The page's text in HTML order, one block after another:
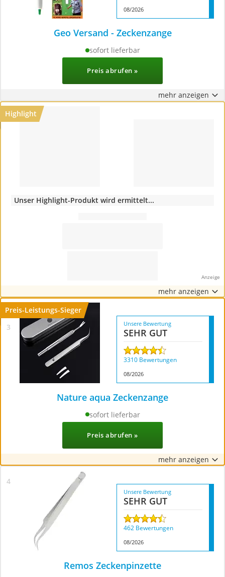
08/2026
Geo Versand - Zeckenzange
sofort lieferbar
Preis abrufen »
mehr anzeigen
Highlight
Unser Highlight-Produkt wird ermittelt...
mehr anzeigen
Preis-Leistungs-Sieger
Unsere Bewertung
SEHR GUT
3310 Bewertungen
08/2026
Nature aqua Zeckenzange
sofort lieferbar
700+ Käufe im letzten Monat
Preis abrufen »
mehr anzeigen
Unsere Bewertung
SEHR GUT
462 Bewertungen
08/2026
Remos Zeckenpinzette